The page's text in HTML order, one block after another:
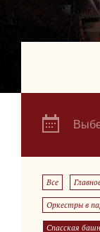
Все
Оркестры в
Спасская